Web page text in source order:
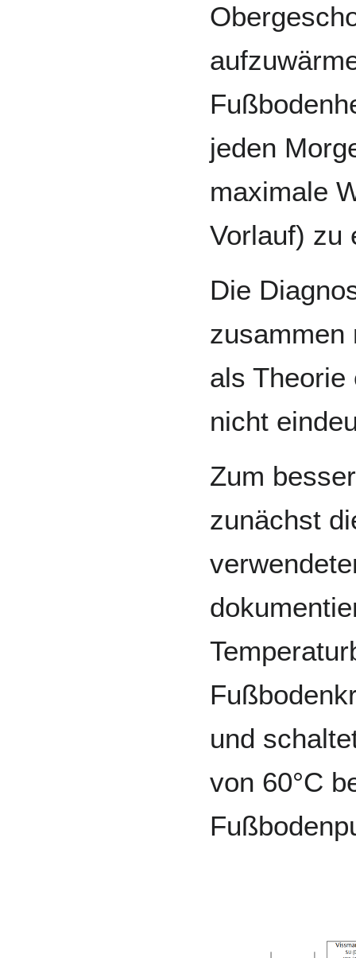
jeden
maximale
Vorlauf) zu
Die
zusammen
als
nicht
Zum
zunächst
und
von 60°C